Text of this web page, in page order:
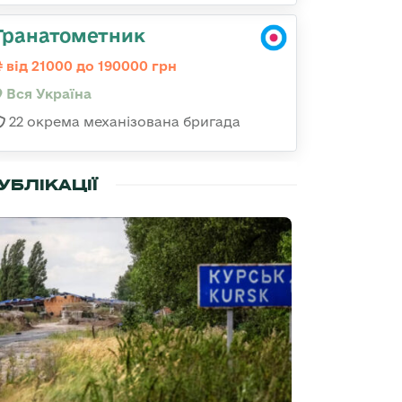
від 21000 до 190000 грн
Вся Україна
22 окрема механізована бригада